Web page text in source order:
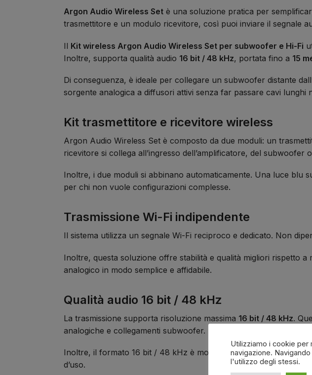
Argon Audio Wireless Setè una soluzione pratica per
trasmettitore e un modulo ricevitore, così puoi inviare il segnale
Il Kit wireless Argon Audio Wireless Set per subwoofer e Hi-Fi
Inoltre, supporta qualità audio 16 bit / 48 kHz, portata fino a 15
Di conseguenza, è ideale per collegare un subwoofer distante
sorgente analogica a diffusori attivi senza far passare cavi lunghi
Kit trasmettitore e ricevitore wireless
Argon Audio Wireless Set è composto da due moduli: un
ricevitore si collega all’ingresso dell’amplificatore, del subwoofer
Inoltre, i due moduli si abbinano automaticamente. Una luce blu
per chi non vuole configurazioni complesse.
Trasmissione Wi-Fi indipendente
Il sistema utilizza un segnale Wi-Fi reciproco e dedicato. Non
Inoltre, questa soluzione offre stabilità e qualità migliori rispetto
analogico in modo semplice e affidabile.
Qualità audio 16 bit / 48 kHz
La trasmissione supporta risoluzione massima 16 bit / 48 kHz.
analogiche e collegamenti subwoofer.
Inoltre, il formato 16 bit / 48 kHz è molto pratico per un sistema
d’uso.
Utilizziamo i cookie per
navigazione.
l'utilizzo degli stessi.